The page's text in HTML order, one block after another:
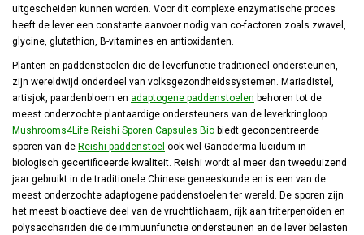
uitgescheiden kunnen worden. Voor dit complexe enzymatische proces
heeft de lever een constante aanvoer nodig van co-factoren zoals zwavel,
glycine, glutathion, B-vitamines en antioxidanten.
Planten en paddenstoelen die de leverfunctie traditioneel ondersteunen,
zijn wereldwijd onderdeel van volksgezondheidssystemen. Mariadistel,
artisjok, paardenbloem en adaptogene paddenstoelen behoren tot de
meest onderzochte plantaardige ondersteuners van de leverkringloop.
Mushrooms4Life Reishi Sporen Capsules Bio biedt geconcentreerde
sporen van de Reishi paddenstoel ook wel Ganoderma lucidum in
biologisch gecertificeerde kwaliteit. Reishi wordt al meer dan tweeduizend
jaar gebruikt in de traditionele Chinese geneeskunde en is een van de
meest onderzochte adaptogene paddenstoelen ter wereld. De sporen zijn
het meest bioactieve deel van de vruchtlichaam, rijk aan triterpenoïden en
polysacchariden die de immuunfunctie ondersteunen en de lever belasten